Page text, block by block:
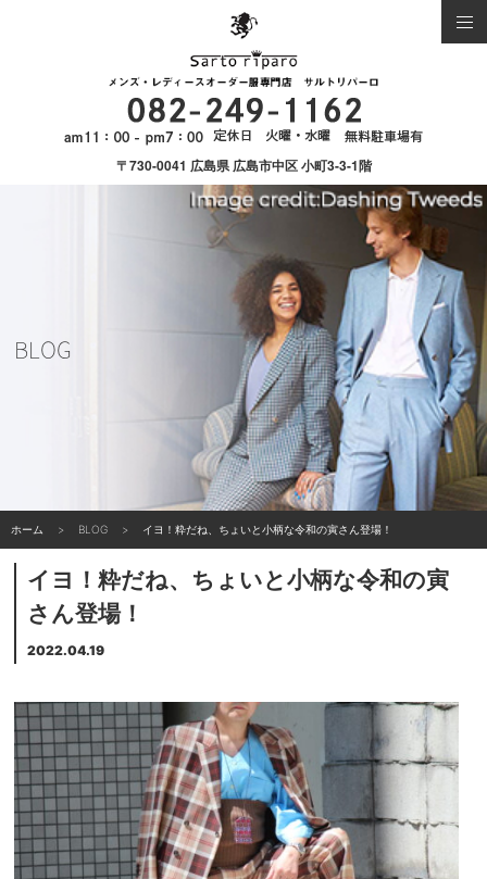
〒730-0041 広島県 広島市中区 小町3-3-1階
BLOG
ホーム BLOG イヨ！粋だね、ちょいと小柄な令和の寅さん登場！
イヨ！粋だね、ちょいと小柄な令和の寅
さん登場！
2022.04.19